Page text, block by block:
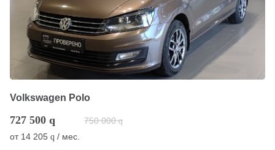
Volkswagen Polo
727 500 q 750 000 q
от 14 205 q / мес.